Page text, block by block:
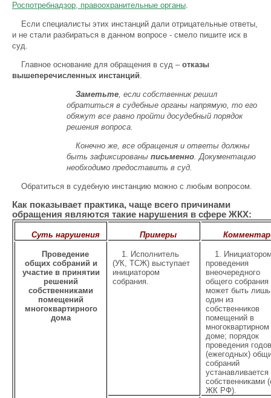
Роспотребнадзор, правоохранительные органы.
Если специалисты этих инстанций дали отрицательные ответы,
и не стали разбираться в данном вопросе - смело пишите иск в
суд.
Главное основание для обращения в суд – отказы
вышеперечисленных инстанций.
Заметьте, если собственник решил
обратиться в судебные органы напрямую, то его
обяжут все равно пройти досудебный порядок
решения вопроса.
Конечно же, все обращения и ответы должны
быть зафиксированы письменно. Документацию
необходимо предоставить в суд.
Обратиться в судебную инстанцию можно с любым вопросом.
Как показывает практика, чаще всего причинами
обращения являются такие нарушения в сфере ЖКХ:
Суть нарушения Примеры
Проведение
общих собраний и
участие в принятии
решений
собственниками
помещений
многоквартирного
дома
1. Исполнитель
(УК, ТСЖ) выступает
инициатором
собрания.
1.
проведения
внеочередного
общего собрания
может быть лишь
один из
собственников
помещений в
многоквартирном
доме; порядок
проведения
(ежегодных)
собраний
устанавливается
собственниками
ЖК РФ).